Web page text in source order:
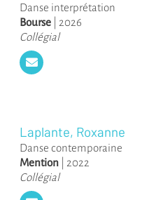
Danse interprétation
Bourse
2026
Collégial
Laplante, Roxanne
Danse contemporaine
Mention
2022
Collégial